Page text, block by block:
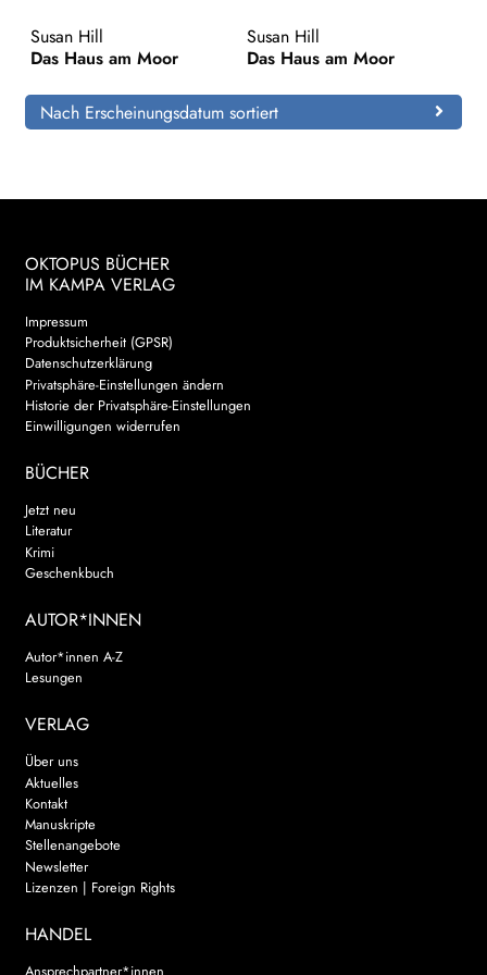
Susan Hill
Das Haus am Moor
Susan Hill
Das Haus am Moor
Nach Erscheinungsdatum sortiert
OKTOPUS BÜCHER
IM KAMPA VERLAG
Impressum
Produktsicherheit (GPSR)
Datenschutzerklärung
Privatsphäre-Einstellungen ändern
Historie der Privatsphäre-Einstellungen
Einwilligungen widerrufen
BÜCHER
Jetzt neu
Literatur
Krimi
Geschenkbuch
AUTOR*INNEN
Autor*innen A-Z
Lesungen
VERLAG
Über uns
Aktuelles
Kontakt
Manuskripte
Stellenangebote
Newsletter
Lizenzen | Foreign Rights
HANDEL